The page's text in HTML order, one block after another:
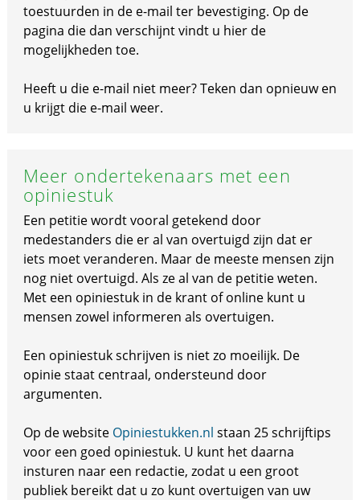
toestuurden in de e-mail ter bevestiging. Op de
pagina die dan verschijnt vindt u hier de
mogelijkheden toe.
Heeft u die e-mail niet meer? Teken dan opnieuw en
u krijgt die e-mail weer.
Meer ondertekenaars met een
opiniestuk
Een petitie wordt vooral getekend door
medestanders die er al van overtuigd zijn dat er
iets moet veranderen. Maar de meeste mensen zijn
nog niet overtuigd. Als ze al van de petitie weten.
Met een opiniestuk in de krant of online kunt u
mensen zowel informeren als overtuigen.
Een opiniestuk schrijven is niet zo moeilijk. De
opinie staat centraal, ondersteund door
argumenten.
Op de website Opiniestukken.nl staan 25 schrijftips
voor een goed opiniestuk. U kunt het daarna
insturen naar een redactie, zodat u een groot
publiek bereikt dat u zo kunt overtuigen van uw